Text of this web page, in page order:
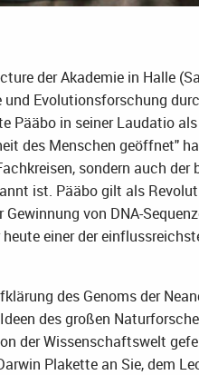
der Akademie in Halle
Evolutionsforschung
Pääbo in seiner Laudatio
des Menschen geöffnet"
sondern auch
ist. Pääbo gilt als
von DNA-
einer der
des Genoms der
des großen
der Wissenschaftswelt
Plakette an Sie, dem